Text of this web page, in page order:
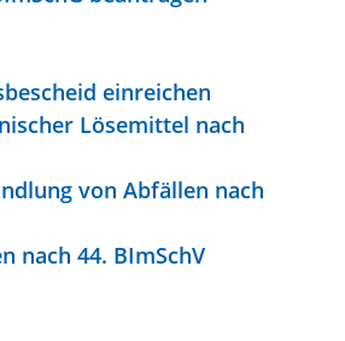
einreichen
Lösemittel nach
von Abfällen nach
nach 44. BImSchV